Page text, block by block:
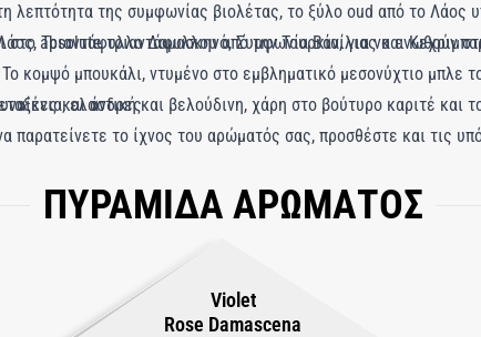
της συμφωνίας βιολέτας, το ξύλο oud από το Λάος
στο absolute τριαντάφυλλου από την Τουρκία, για να ενωθούν
κομψό μπουκάλι, ντυμένο στο εμβληματικό μεσονύχτιο μπλε
ελαστική και βελούδινη, χάρη στο βούτυρο καριτέ και
παρατείνετε το ίχνος του αρώματός σας, προσθέστε και τις
ομορφιάς σας: Gel Καθαρισμού Χεριών και Σώματος,
Τριαντάφυλλο Δαμασκηνό, Συμφωνία Βανίλιας και
και άνδρες
ΠΥΡΑΜΙΔΑ ΑΡΩΜΑΤΟΣ
Violet
Rose Damascena